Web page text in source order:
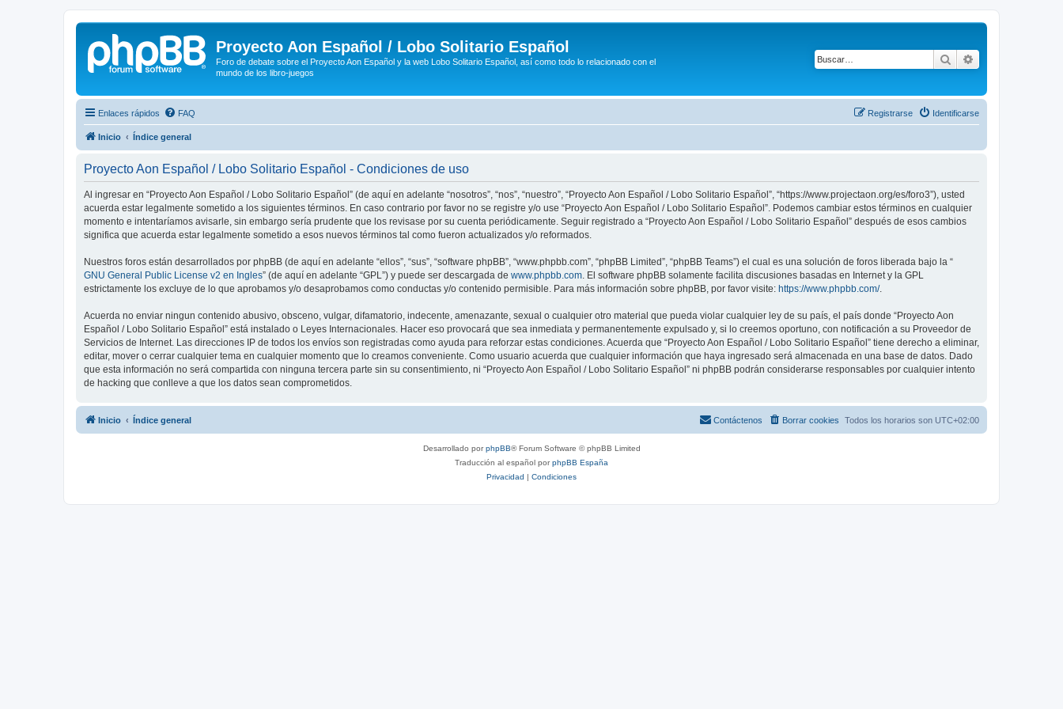
Proyecto Aon Español / Lobo Solitario Español
Foro de debate sobre el Proyecto Aon Español y la web Lobo Solitario Español, así como todo lo relacionado con el
mundo de los libro-juegos
Buscar
Enlaces rápidos FAQ Identificarse
Registrarse
Inicio Índice general
Proyecto Aon Español / Lobo Solitario Español - Condiciones de uso
Al ingresar en “Proyecto Aon Español / Lobo Solitario Español” (de aquí en adelante “nosotros”, “nos”, “nuestro”, “Proyecto Aon Español / Lobo Solitario Español”, “https://www.projectaon.org/es/foro3”), usted
acuerda estar legalmente sometido a los siguientes términos. En caso contrario por favor no se registre y/o use “Proyecto Aon Español / Lobo Solitario Español”. Podemos cambiar estos términos en cualquier
momento e intentaríamos avisarle, sin embargo sería prudente que los revisase por su cuenta periódicamente. Seguir registrado a “Proyecto Aon Español / Lobo Solitario Español” después de esos cambios
significa que acuerda estar legalmente sometido a esos nuevos términos tal como fueron actualizados y/o reformados.
Nuestros foros están desarrollados por phpBB (de aquí en adelante “ellos”, “sus”, “software phpBB”, “www.phpbb.com”, “phpBB Limited”, “phpBB Teams”) el cual es una solución de foros liberada bajo la “
GNU General Public License v2 en Ingles” (de aquí en adelante “GPL”) y puede ser descargada de www.phpbb.com . El software phpBB solamente facilita discusiones basadas en Internet y la GPL
estrictamente los excluye de lo que aprobamos y/o desaprobamos como conductas y/o contenido permisible. Para más información sobre phpBB, por favor visite: https://www.phpbb.com/.
Acuerda no enviar ningun contenido abusivo, obsceno, vulgar, difamatorio, indecente, amenazante, sexual o cualquier otro material que pueda violar cualquier ley de su país, el país donde “Proyecto Aon
Español / Lobo Solitario Español” está instalado o Leyes Internacionales. Hacer eso provocará que sea inmediata y permanentemente expulsado y, si lo creemos oportuno, con notificación a su Proveedor de
Servicios de Internet. Las direcciones IP de todos los envíos son registradas como ayuda para reforzar estas condiciones. Acuerda que “Proyecto Aon Español / Lobo Solitario Español” tiene derecho a eliminar,
editar, mover o cerrar cualquier tema en cualquier momento que lo creamos conveniente. Como usuario acuerda que cualquier información que haya ingresado será almacenada en una base de datos. Dado
que esta información no será compartida con ninguna tercera parte sin su consentimiento, ni “Proyecto Aon Español / Lobo Solitario Español” ni phpBB podrán considerarse responsables por cualquier intento
de hacking que conlleve a que los datos sean comprometidos.
Inicio Índice general Todos los horarios son UTC+02:00
Borrar cookies
Contáctenos
Desarrollado porphpBB® Forum Software © phpBB Limited
Traducción al español porphpBB España
Privacidad | Condiciones